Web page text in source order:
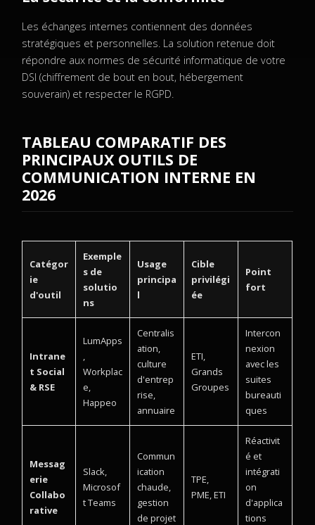
Les échanges internes contiennent des données
stratégiques et personnelles. La solution retenue doit
répondre aux normes de sécurité informatique de votre
DSI (chiffrement de bout en bout, hébergement
souverain) et respecter le RGPD.
TABLEAU COMPARATIF DES
PRINCIPAUX OUTILS DE
COMMUNICATION INTERNE EN
2026
Catégor
ie
d'outil
Exemple
s de
solutio
ns
Usage
principa
l
Cible
privilégi
ée
Point
fort
Intrane
t Social
& RSE
LumApps
Workplac
e,
Happeo
Centralis
ation,
culture
d'entrep
rise,
annuaire
ETI,
Grands
Groupes
Intercon
nexion
avec les
suites
bureauti
ques
Messag
erie
Collabo
rative
Slack,
Microsof
t Teams
Commun
ication
chaude,
gestion
de projet
TPE,
PME, ETI
Réactivit
é et
intégrati
on
d'applica
tions